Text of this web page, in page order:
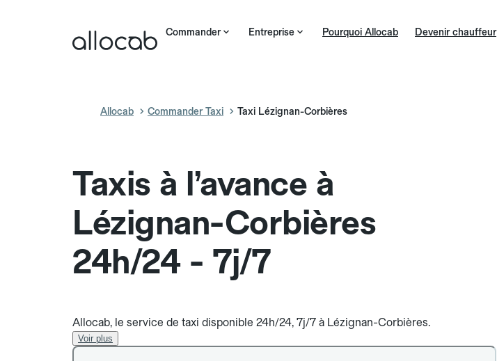
Commander Entreprise Pourquoi Allocab Devenir chauffeur
Allocab Commander Taxi Taxi Lézignan-Corbières
Taxis à l’avance à
Lézignan-Corbières
24h/24 - 7j/7
Allocab, le service de taxi disponible 24h/24, 7j/7 à Lézignan-Corbières.
Voir plus